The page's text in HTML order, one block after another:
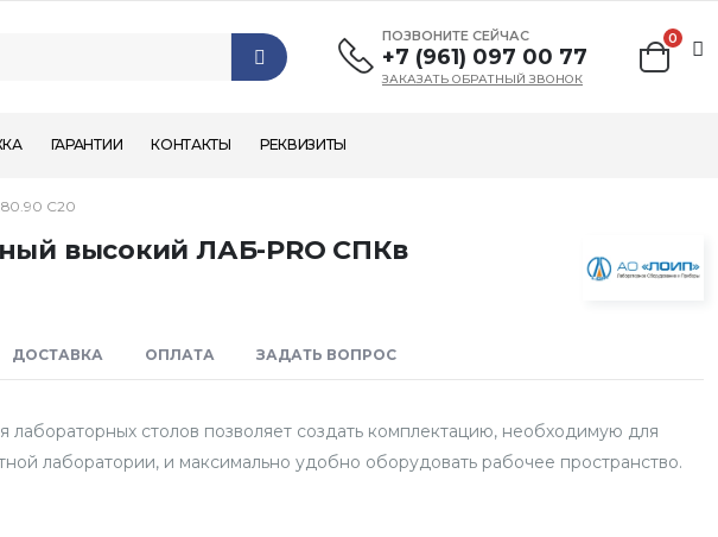
ПОЗВОНИТЕ СЕЙЧАС
+7 (961) 097 00 77
ЗАКАЗАТЬ ОБРАТНЫЙ ЗВОНОК
0
ГАРАНТИИ КОНТАКТЫ РЕКВИЗИТЫ
C20
высокий ЛАБ-PRO СПКв
ДОСТАВКА ОПЛАТА ЗАДАТЬ ВОПРОС
лабораторных столов позволяет создать комплектацию, необходимую для
лаборатории, и максимально удобно оборудовать рабочее пространство.